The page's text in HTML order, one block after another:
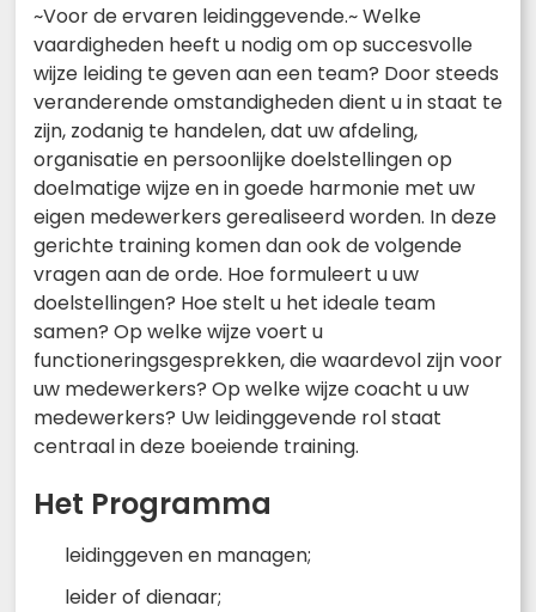
~Voor de ervaren leidinggevende.~ Welke
vaardigheden heeft u nodig om op succesvolle
wijze leiding te geven aan een team? Door steeds
veranderende omstandigheden dient u in staat te
zijn, zodanig te handelen, dat uw afdeling,
organisatie en persoonlijke doelstellingen op
doelmatige wijze en in goede harmonie met uw
eigen medewerkers gerealiseerd worden. In deze
gerichte training komen dan ook de volgende
vragen aan de orde. Hoe formuleert u uw
doelstellingen? Hoe stelt u het ideale team
samen? Op welke wijze voert u
functioneringsgesprekken, die waardevol zijn voor
uw medewerkers? Op welke wijze coacht u uw
medewerkers? Uw leidinggevende rol staat
centraal in deze boeiende training.
Het Programma
leidinggeven en managen;
leider of dienaar;